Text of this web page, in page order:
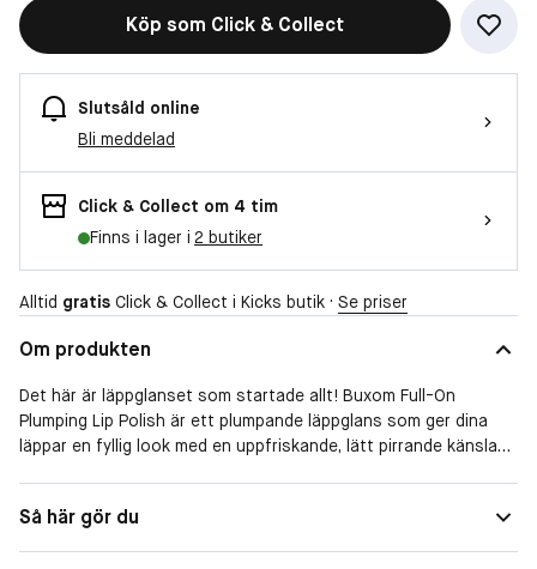
Köp som Click & Collect
Slutsåld online
Bli meddelad
Click & Collect om 4 tim
Finns i lager i 2 butiker
Alltid gratis Click & Collect i Kicks butik · Se priser
Om produkten
Det här är läppglanset som startade allt! Buxom Full-On
Plumping Lip Polish är ett plumpande läppglans som ger dina
läppar en fyllig look med en uppfriskande, lätt pirrande känsla
läpparnas naturliga volym och samtidigt hålla dem återfuktade,
mjuka och läckra. Använd det som det är för en strålande finish
Så här gör du